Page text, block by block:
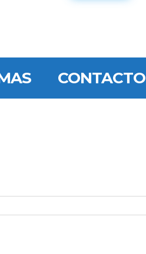
CONTACTO